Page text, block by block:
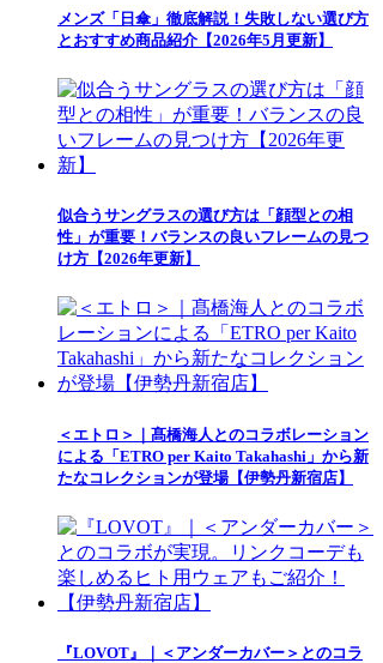
メンズ「日傘」徹底解説！失敗しない選び方
とおすすめ商品紹介【2026年5月更新】
似合うサングラスの選び方は「顔型との相
性」が重要！バランスの良いフレームの見つ
け方【2026年更新】
＜エトロ＞｜髙橋海人とのコラボレーション
による「ETRO per Kaito Takahashi」から新
たなコレクションが登場【伊勢丹新宿店】
『LOVOT』｜＜アンダーカバー＞とのコラ